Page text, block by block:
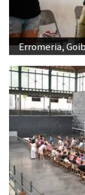
Erromeria,